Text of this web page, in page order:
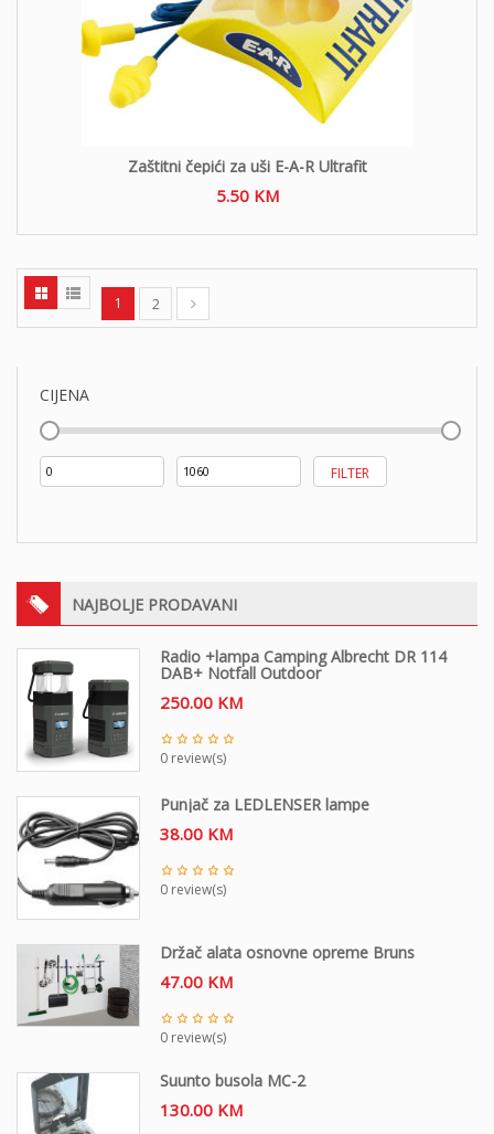
CIJENA
FILTER
NAJBOLJE PRODAVANI
Radio +lampa Camping Albrecht DR 114
DAB+ Notfall Outdoor
250.00 KM
0 review(s)
Punjač za LEDLENSER lampe
38.00 KM
0 review(s)
Držač alata osnovne opreme Bruns
47.00 KM
0 review(s)
Suunto busola MC-2
130.00 KM
Zaštitni čepići za uši E-A-R Ultrafit
5.50 KM
1 2